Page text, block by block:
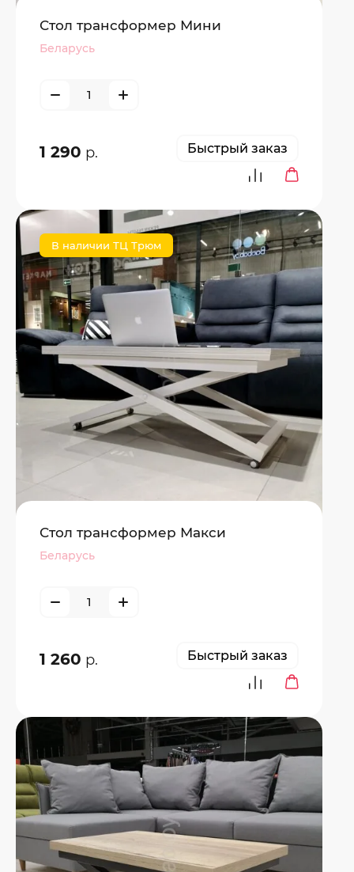
Стол трансформер Мини
Беларусь
1 290 р. Быстрый заказ
В наличии ТЦ Трюм
Стол трансформер Макси
Беларусь
1 260 р. Быстрый заказ